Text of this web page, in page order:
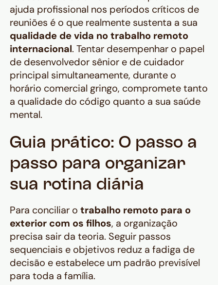
ajuda profissional nos períodos críticos de
reuniões é o que realmente sustenta a sua
qualidade de vida no trabalho remoto
internacional. Tentar desempenhar o papel
de desenvolvedor sênior e de cuidador
principal simultaneamente, durante o
horário comercial gringo, compromete tanto
a qualidade do código quanto a sua saúde
mental.
Guia prático: O passo a
passo para organizar
sua rotina diária
Para conciliar o trabalho remoto para o
exterior com os filhos, a organização
precisa sair da teoria. Seguir passos
sequenciais e objetivos reduz a fadiga de
decisão e estabelece um padrão previsível
para toda a família.